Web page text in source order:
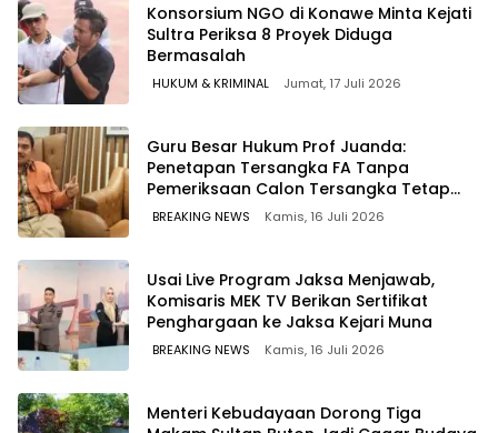
Konsorsium NGO di Konawe Minta Kejati
Sultra Periksa 8 Proyek Diduga
Bermasalah ‎
HUKUM & KRIMINAL Jumat, 17 Juli 2026
Guru Besar Hukum Prof Juanda:
Penetapan Tersangka FA Tanpa
Pemeriksaan Calon Tersangka Tetap
Sah Secara Hukum
BREAKING NEWS Kamis, 16 Juli 2026
Usai Live Program Jaksa Menjawab,
Komisaris MEK TV Berikan Sertifikat
Penghargaan ke Jaksa Kejari Muna
BREAKING NEWS Kamis, 16 Juli 2026
Menteri Kebudayaan Dorong Tiga